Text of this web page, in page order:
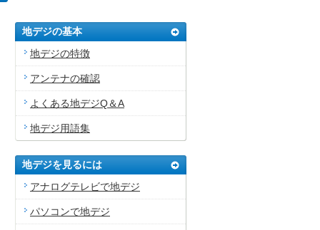
地デジの基本
地デジの特徴
アンテナの確認
よくある地デジQ＆A
地デジ用語集
地デジを見るには
アナログテレビで地デジ
パソコンで地デジ